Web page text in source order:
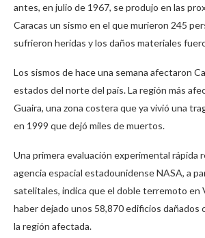
antes, en julio de 1967, se produjo en las
Caracas un sismo en el que murieron 245
sufrieron heridas y los daños materiales
Los sismos de hace una semana afectaron
estados del norte del país. La región más
Guaira, una zona costera que ya vivió una
en 1999 que dejó miles de muertos.
Una primera evaluación experimental rápida
agencia espacial estadounidense NASA, a
satelitales, indica que el doble terremoto en
haber dejado unos 58,870 edificios dañados
la región afectada.